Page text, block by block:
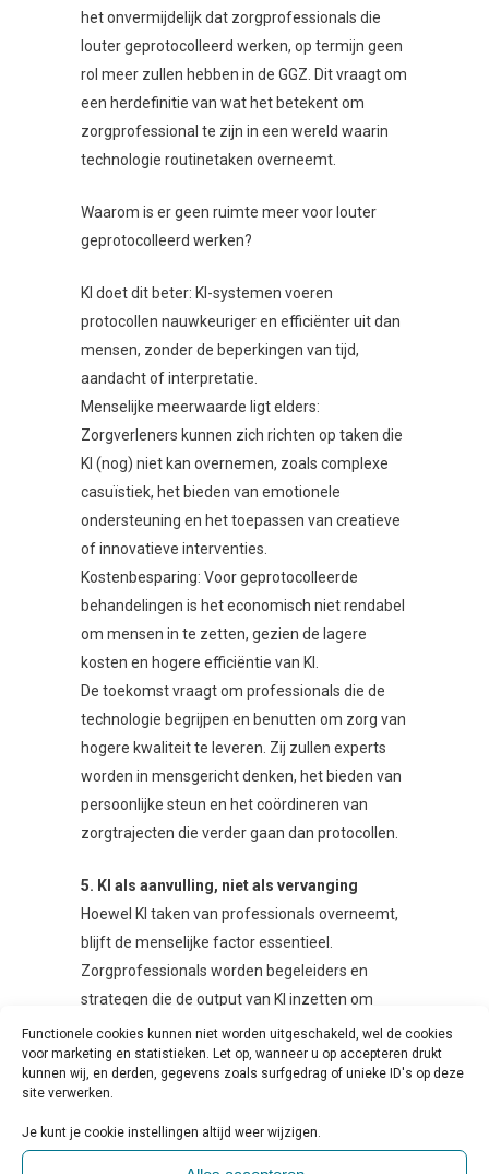
Functionele cookies kunnen niet worden uitgeschakeld, wel de cookies
voor marketing en statistieken. Let op, wanneer u op accepteren drukt
kunnen wij, en derden, gegevens zoals surfgedrag of unieke ID's op deze
site verwerken.
Je kunt je cookie instellingen altijd weer wijzigen.
het onvermijdelijk dat zorgprofessionals die
louter geprotocolleerd werken, op termijn geen
rol meer zullen hebben in de GGZ. Dit vraagt om
een herdefinitie van wat het betekent om
zorgprofessional te zijn in een wereld waarin
technologie routinetaken overneemt.
Waarom is er geen ruimte meer voor louter
geprotocolleerd werken?
KI doet dit beter: KI-systemen voeren
protocollen nauwkeuriger en efficiënter uit dan
mensen, zonder de beperkingen van tijd,
aandacht of interpretatie.
Menselijke meerwaarde ligt elders:
Zorgverleners kunnen zich richten op taken die
KI (nog) niet kan overnemen, zoals complexe
casuïstiek, het bieden van emotionele
ondersteuning en het toepassen van creatieve
of innovatieve interventies.
Kostenbesparing: Voor geprotocolleerde
behandelingen is het economisch niet rendabel
om mensen in te zetten, gezien de lagere
kosten en hogere efficiëntie van KI.
De toekomst vraagt om professionals die de
technologie begrijpen en benutten om zorg van
hogere kwaliteit te leveren. Zij zullen experts
worden in mensgericht denken, het bieden van
persoonlijke steun en het coördineren van
zorgtrajecten die verder gaan dan protocollen.
5. KI als aanvulling, niet als vervanging
Hoewel KI taken van professionals overneemt,
blijft de menselijke factor essentieel.
Zorgprofessionals worden begeleiders en
strategen die de output van KI inzetten om
behandelingen te optimaliseren. Deze
symbiose kan leiden tot een zorgsysteem
waarin het beste van mens en technologie
Complexe casussen: Waar KI effectief is in